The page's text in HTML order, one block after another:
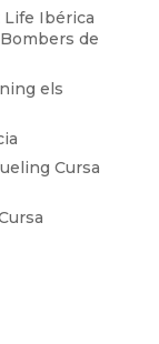
Life Ibérica
de
els
Cursa